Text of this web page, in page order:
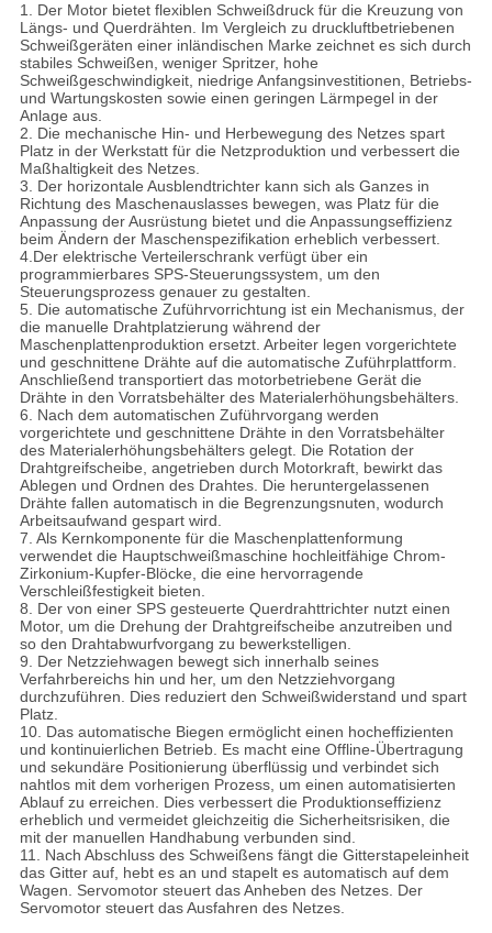
1. Der Motor bietet flexiblen Schweißdruck für die Kreuzung von
Längs- und Querdrähten. Im Vergleich zu druckluftbetriebenen
Schweißgeräten einer inländischen Marke zeichnet es sich durch
stabiles Schweißen, weniger Spritzer, hohe
Schweißgeschwindigkeit, niedrige Anfangsinvestitionen, Betriebs-
und Wartungskosten sowie einen geringen Lärmpegel in der
Anlage aus.
2. Die mechanische Hin- und Herbewegung des Netzes spart
Platz in der Werkstatt für die Netzproduktion und verbessert die
Maßhaltigkeit des Netzes.
3. Der horizontale Ausblendtrichter kann sich als Ganzes in
Richtung des Maschenauslasses bewegen, was Platz für die
Anpassung der Ausrüstung bietet und die Anpassungseffizienz
beim Ändern der Maschenspezifikation erheblich verbessert.
4.Der elektrische Verteilerschrank verfügt über ein
programmierbares SPS-Steuerungssystem, um den
Steuerungsprozess genauer zu gestalten.
5. Die automatische Zuführvorrichtung ist ein Mechanismus, der
die manuelle Drahtplatzierung während der
Maschenplattenproduktion ersetzt. Arbeiter legen vorgerichtete
und geschnittene Drähte auf die automatische Zuführplattform.
Anschließend transportiert das motorbetriebene Gerät die
Drähte in den Vorratsbehälter des Materialerhöhungsbehälters.
6. Nach dem automatischen Zuführvorgang werden
vorgerichtete und geschnittene Drähte in den Vorratsbehälter
des Materialerhöhungsbehälters gelegt. Die Rotation der
Drahtgreifscheibe, angetrieben durch Motorkraft, bewirkt das
Ablegen und Ordnen des Drahtes. Die heruntergelassenen
Drähte fallen automatisch in die Begrenzungsnuten, wodurch
Arbeitsaufwand gespart wird.
7. Als Kernkomponente für die Maschenplattenformung
verwendet die Hauptschweißmaschine hochleitfähige Chrom-
Zirkonium-Kupfer-Blöcke, die eine hervorragende
Verschleißfestigkeit bieten.
8. Der von einer SPS gesteuerte Querdrahttrichter nutzt einen
Motor, um die Drehung der Drahtgreifscheibe anzutreiben und
so den Drahtabwurfvorgang zu bewerkstelligen.
9. Der Netzziehwagen bewegt sich innerhalb seines
Verfahrbereichs hin und her, um den Netzziehvorgang
durchzuführen. Dies reduziert den Schweißwiderstand und spart
Platz.
10. Das automatische Biegen ermöglicht einen hocheffizienten
und kontinuierlichen Betrieb. Es macht eine Offline-Übertragung
und sekundäre Positionierung überflüssig und verbindet sich
nahtlos mit dem vorherigen Prozess, um einen automatisierten
Ablauf zu erreichen. Dies verbessert die Produktionseffizienz
erheblich und vermeidet gleichzeitig die Sicherheitsrisiken, die
mit der manuellen Handhabung verbunden sind.
11. Nach Abschluss des Schweißens fängt die Gitterstapeleinheit
das Gitter auf, hebt es an und stapelt es automatisch auf dem
Wagen. Servomotor steuert das Anheben des Netzes. Der
Servomotor steuert das Ausfahren des Netzes.